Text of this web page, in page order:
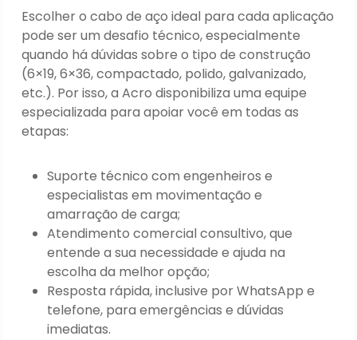
Escolher o cabo de aço ideal para cada aplicação
pode ser um desafio técnico, especialmente
quando há dúvidas sobre o tipo de construção
(6×19, 6×36, compactado, polido, galvanizado,
etc.). Por isso, a Acro disponibiliza uma equipe
especializada para apoiar você em todas as
etapas:
Suporte técnico com engenheiros e
especialistas em movimentação e
amarração de carga;
Atendimento comercial consultivo, que
entende a sua necessidade e ajuda na
escolha da melhor opção;
Resposta rápida, inclusive por WhatsApp e
telefone, para emergências e dúvidas
imediatas.